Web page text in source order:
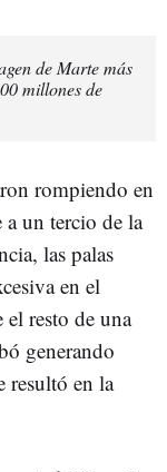
de Marte más
millones de
rompiendo en
un tercio de la
las palas
en el
resto de una
generando
resultó en la